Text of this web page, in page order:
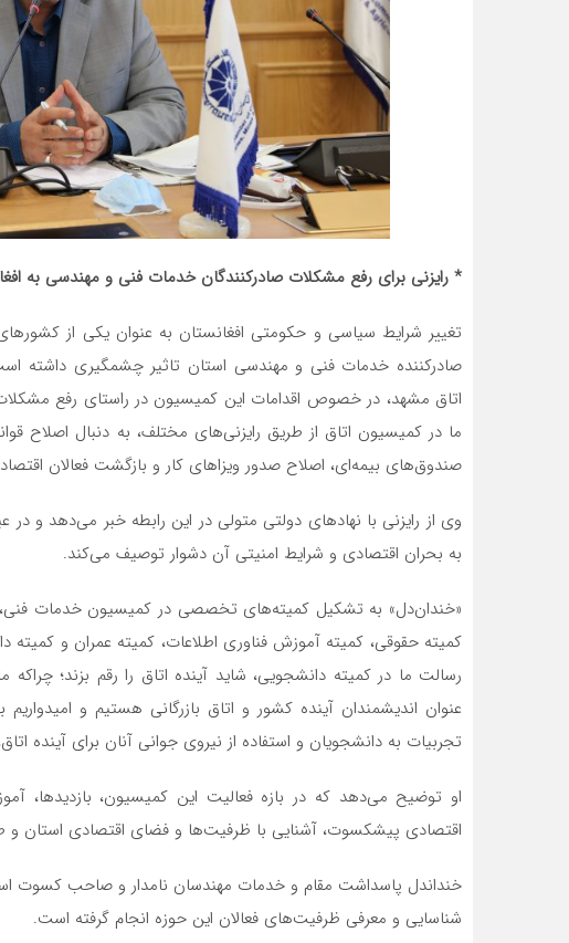
* رایزنی برای رفع مشکلات صادرکنندگان خدمات فنی و مهندسی به
تغییر شرایط سیاسی و حکومتی افغانستان به عنوان یکی از
صادرکننده خدمات فنی و مهندسی استان تاثیر چشمگیری
اتاق مشهد، در خصوص اقدامات این کمیسیون در راستای رفع
ما در کمیسیون اتاق از طریق رایزنی‌های مختلف، به دنبال اصلاح
صندوق‌های بیمه‌ای، اصلاح صدور ویزاهای کار و بازگشت فعالان
وی از رایزنی با نهادهای دولتی متولی در این رابطه خبر می‌دهد و
به بحران اقتصادی و شرایط امنیتی آن دشوار توصیف می‌کند.
«خندان‌دل» به تشکیل کمیته‌های تخصصی در کمیسیون خدمات فنی،
کمیته حقوقی، کمیته آموزش فناوری اطلاعات، کمیته عمران و
رسالت ما در کمیته دانشجویی، شاید آینده اتاق را رقم بزند؛ چراکه
عنوان اندیشمندان آینده کشور و اتاق بازرگانی هستیم و امیدواریم
تجربیات به دانشجویان و استفاده از نیروی جوانی آنان برای آینده
او توضیح می‌دهد که در بازه فعالیت این کمیسیون، بازدیدها،
اقتصادی پیشکسوت، آشنایی با ظرفیت‌ها و فضای اقتصادی استان
خنداندل پاسداشت مقام و خدمات مهندسان نامدار و صاحب کسوت
شناسایی و معرفی ظرفیت‌های فعالان این حوزه انجام گرفته است.